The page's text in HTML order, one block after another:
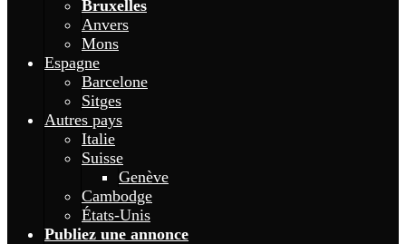
Bruxelles
Anvers
Mons
Espagne
Barcelone
Sitges
Autres pays
Italie
Suisse
Genève
Cambodge
États-Unis
Publiez une annonce